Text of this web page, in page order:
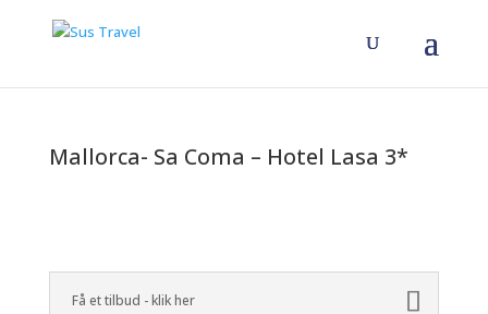
Mallorca- Sa Coma – Hotel Lasa 3*
Få et tilbud - klik her